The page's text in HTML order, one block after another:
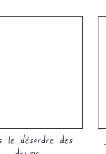
le désordre des